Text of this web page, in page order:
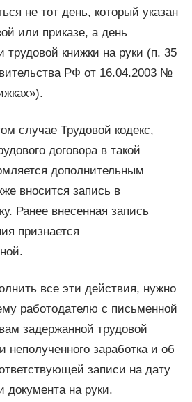
не тот день, который указан
или приказе, а день
трудовой книжки на руки (п. 35
РФ от 16.04.2003 №
случае Трудовой кодекс,
договора в такой
дополнительным
вносится запись в
Ранее внесенная запись
признается
все эти действия, нужно
работодателю с письменной
задержанной трудовой
неполученного заработка и об
записи на дату
документа на руки.